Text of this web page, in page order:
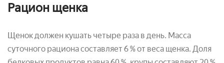
Рацион щенка
Щенок должен кушать четыре раза в день. Масса
суточного рациона составляет 6 % от веса щенка. Доля